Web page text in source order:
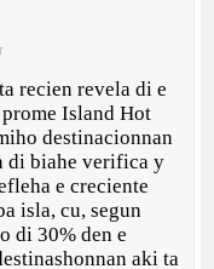
recien revela di e
Island Hot
destinacionnan
di biahe verifica y
e creciente
isla, cu, segun
di 30% den e
aki ta